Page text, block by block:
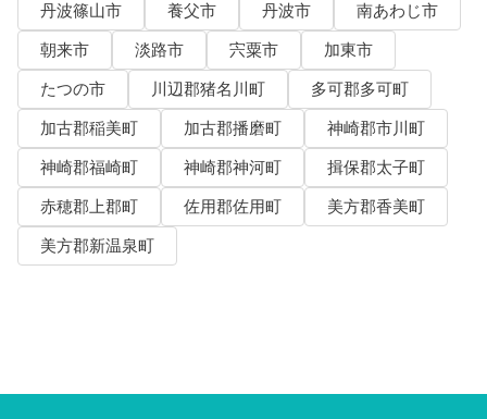
丹波篠山市
養父市 丹波市
南あわじ市
朝来市
淡路市 宍粟市
加東市
たつの市
川辺郡猪名川町
多可郡多可町
加古郡稲美町
加古郡播磨町
神崎郡市川町
神崎郡福崎町
神崎郡神河町
揖保郡太子町
赤穂郡上郡町
佐用郡佐用町
美方郡香美町
美方郡新温泉町